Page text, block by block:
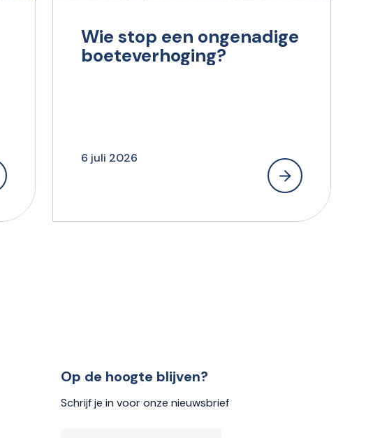
Wie stop een ongenadige
boeteverhoging?
6 juli 2026
Op de hoogte blijven?
Schrijf je in voor onze nieuwsbrief